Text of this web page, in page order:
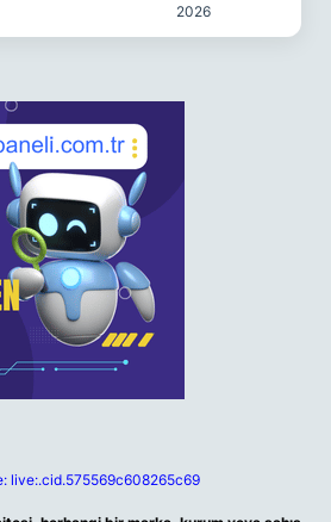
2026
live:.cid.575569c608265c69